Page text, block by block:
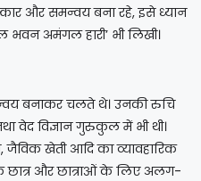
और समन्वय बना रहे, इसे ध्यान
अमंगल हारी’ भी लिखी।
बनाकर चलते थे। उनकी रुचि
वेद विज्ञान गुरुकुल में भी थी।
खेती आदि का व्यावहारिक
के छात्र और छात्राओं के लिए अलग-